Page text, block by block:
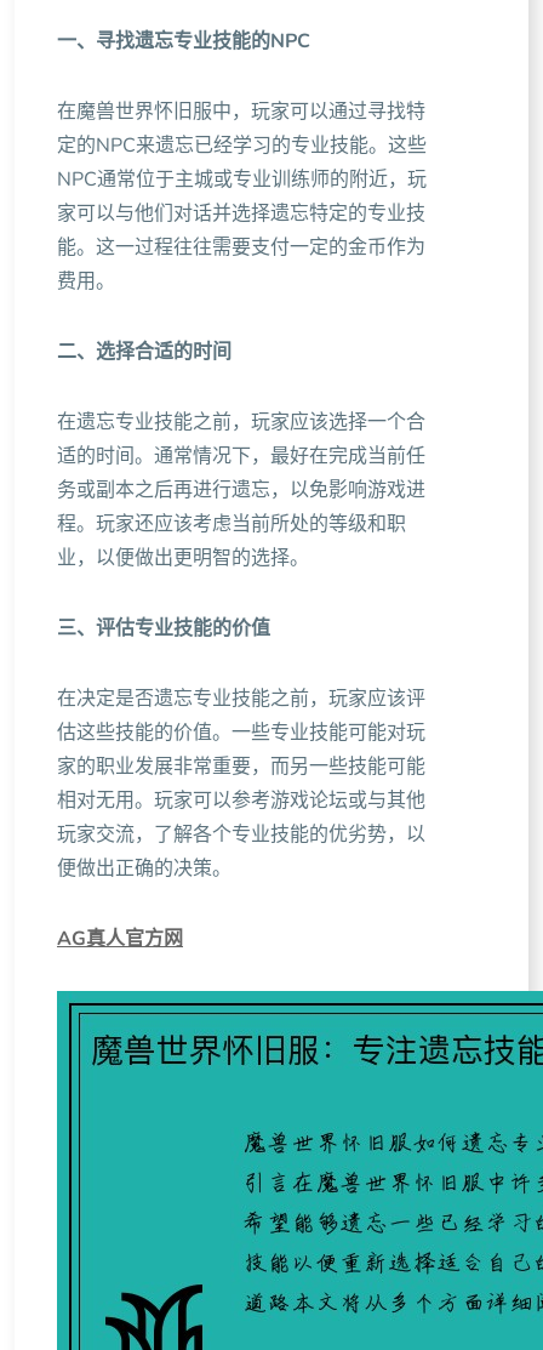
一、寻找遗忘专业技能的NPC
在魔兽世界怀旧服中，玩家可以通过寻找特
定的NPC来遗忘已经学习的专业技能。这些
NPC通常位于主城或专业训练师的附近，玩
家可以与他们对话并选择遗忘特定的专业技
能。这一过程往往需要支付一定的金币作为
费用。
二、选择合适的时间
在遗忘专业技能之前，玩家应该选择一个合
适的时间。通常情况下，最好在完成当前任
务或副本之后再进行遗忘，以免影响游戏进
程。玩家还应该考虑当前所处的等级和职
业，以便做出更明智的选择。
三、评估专业技能的价值
在决定是否遗忘专业技能之前，玩家应该评
估这些技能的价值。一些专业技能可能对玩
家的职业发展非常重要，而另一些技能可能
相对无用。玩家可以参考游戏论坛或与其他
玩家交流，了解各个专业技能的优劣势，以
便做出正确的决策。
AG真人官方网